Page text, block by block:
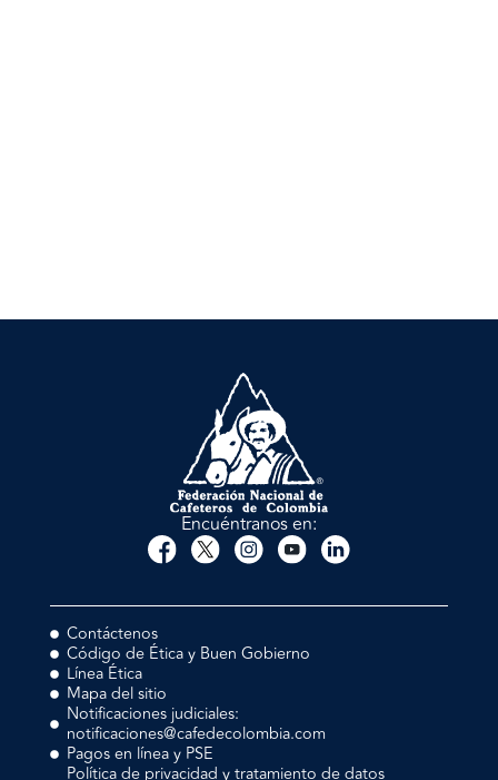
Encuéntranos en:
Contáctenos
Código de Ética y Buen Gobierno
Línea Ética
Mapa del sitio
Notificaciones judiciales:
notificaciones@cafedecolombia.com
Pagos en línea y PSE
Política de privacidad y tratamiento de datos